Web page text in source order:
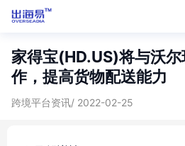
家得宝(HD.US)将与沃
作，提高货物配送能力
跨境平台资讯/ 2022-02-25